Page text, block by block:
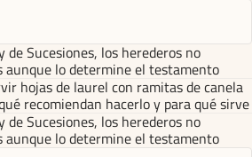
de Sucesiones, los herederos no
aunque lo determine el testamento
hojas de laurel con ramitas de canela
recomiendan hacerlo y para qué sirve
de Sucesiones, los herederos no
aunque lo determine el testamento